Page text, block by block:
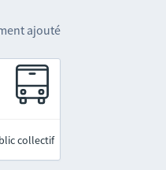
ajouté
collectif